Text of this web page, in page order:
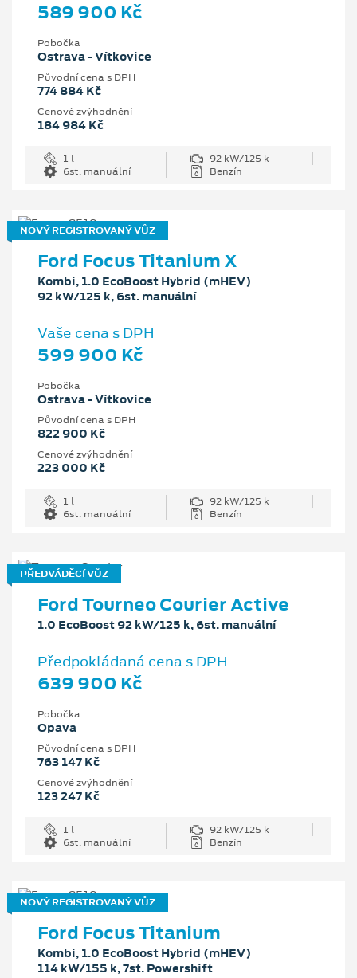
589 900 Kč
Pobočka
Ostrava - Vítkovice
Původní cena s DPH
774 884 Kč
Cenové zvýhodnění
184 984 Kč
1 l
92 kW/125 k
6st. manuální
Benzín
NOVÝ REGISTROVANÝ VŮZ
Ford Focus Titanium X
Kombi, 1.0 EcoBoost Hybrid (mHEV)
92 kW/125 k, 6st. manuální
Vaše cena s DPH
599 900 Kč
Pobočka
Ostrava - Vítkovice
Původní cena s DPH
822 900 Kč
Cenové zvýhodnění
223 000 Kč
1 l
92 kW/125 k
6st. manuální
Benzín
PŘEDVÁDĚCÍ VŮZ
Ford Tourneo Courier Active
1.0 EcoBoost 92 kW/125 k, 6st. manuální
Předpokládaná cena s DPH
639 900 Kč
Pobočka
Opava
Původní cena s DPH
763 147 Kč
Cenové zvýhodnění
123 247 Kč
1 l
92 kW/125 k
6st. manuální
Benzín
NOVÝ REGISTROVANÝ VŮZ
Ford Focus Titanium
Kombi, 1.0 EcoBoost Hybrid (mHEV)
114 kW/155 k, 7st. Powershift